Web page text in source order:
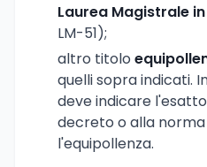
Laurea Magistrale
LM-51);
altro titolo
quelli sopra indicati.
deve indicare
decreto o alla
l'equipollenza.